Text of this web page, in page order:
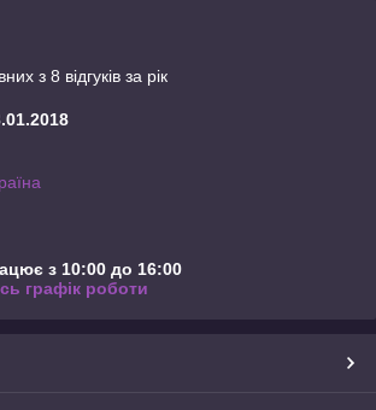
з 8 відгуків за рік
з 10:00 до 16:00
графік роботи